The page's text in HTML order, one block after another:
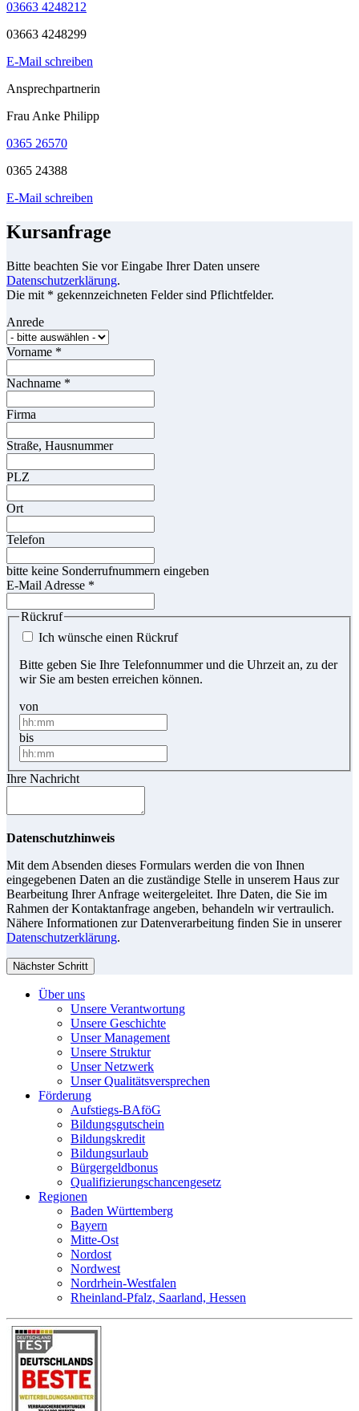
03663 4248212
03663 4248299
E-Mail schreiben
Ansprechpartnerin
Frau Anke Philipp
0365 26570
0365 24388
E-Mail schreiben
Kursanfrage
Bitte beachten Sie vor Eingabe Ihrer Daten unsere
Datenschutzerklärung.
Die mit * gekennzeichneten Felder sind Pflichtfelder.
Anrede
Vorname *
Nachname *
Firma
Straße, Hausnummer
PLZ
Ort
Telefon
bitte keine Sonderrufnummern eingeben
E-Mail Adresse *
Rückruf
Ich wünsche einen Rückruf
Bitte geben Sie Ihre Telefonnummer und die Uhrzeit an, zu der
wir Sie am besten erreichen können.
von
bis
Ihre Nachricht
Datenschutzhinweis
Mit dem Absenden dieses Formulars werden die von Ihnen
eingegebenen Daten an die zuständige Stelle in unserem Haus zur
Bearbeitung Ihrer Anfrage weitergeleitet. Ihre Daten, die Sie im
Rahmen der Kontaktanfrage angeben, behandeln wir vertraulich.
Nähere Informationen zur Datenverarbeitung finden Sie in unserer
Datenschutzerklärung.
Nächster Schritt
Über uns
Unsere Verantwortung
Unsere Geschichte
Unser Management
Unsere Struktur
Unser Netzwerk
Unser Qualitätsversprechen
Förderung
Aufstiegs-BAföG
Bildungsgutschein
Bildungskredit
Bildungsurlaub
Bürgergeldbonus
Qualifizierungschancengesetz
Regionen
Baden Württemberg
Bayern
Mitte-Ost
Nordost
Nordwest
Nordrhein-Westfalen
Rheinland-Pfalz, Saarland, Hessen